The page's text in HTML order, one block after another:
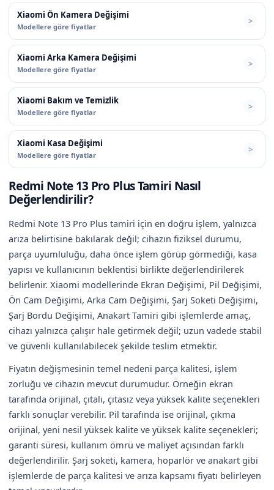
Xiaomi Ön Kamera Değişimi
Modellere göre fiyatlar
Xiaomi Arka Kamera Değişimi
Modellere göre fiyatlar
Xiaomi Bakım ve Temizlik
Modellere göre fiyatlar
Xiaomi Kasa Değişimi
Modellere göre fiyatlar
Redmi Note 13 Pro Plus Tamiri Nasıl
Değerlendirilir?
Redmi Note 13 Pro Plus tamiri için en doğru işlem, yalnızca
arıza belirtisine bakılarak değil; cihazın fiziksel durumu,
parça uyumluluğu, daha önce işlem görüp görmediği, kasa
yapısı ve kullanıcının beklentisi birlikte değerlendirilerek
belirlenir. Xiaomi modellerinde Ekran Değişimi, Pil Değişimi,
Ön Cam Değişimi, Arka Cam Değişimi, Şarj Soketi Değişimi,
Şarj Bordu Değişimi, Anakart Tamiri gibi işlemlerde amaç,
cihazı yalnızca çalışır hale getirmek değil; uzun vadede stabil
ve güvenli kullanılabilecek şekilde teslim etmektir.
Fiyatın değişmesinin temel nedeni parça kalitesi, işlem
zorluğu ve cihazın mevcut durumudur. Örneğin ekran
tarafında orijinal, çıtalı, çıtasız veya yüksek kalite seçenekleri
farklı sonuçlar verebilir. Pil tarafında ise orijinal, çıkma
orijinal, yeni nesil yüksek kalite ve yüksek kalite seçenekleri;
garanti süresi, kullanım ömrü ve maliyet açısından farklı
değerlendirilir. Şarj soketi, kamera, hoparlör ve anakart gibi
işlemlerde de parça kalitesi ve arıza kapsamı fiyatı belirleyen